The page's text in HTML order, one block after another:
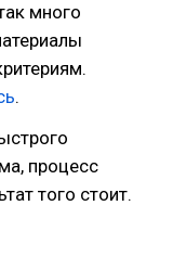
много
.
процесс
того стоит.